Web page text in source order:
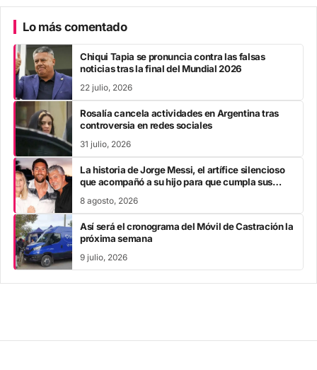
Lo más comentado
Chiqui Tapia se pronuncia contra las falsas
noticias tras la final del Mundial 2026
22 julio, 2026
Rosalía cancela actividades en Argentina tras
controversia en redes sociales
31 julio, 2026
La historia de Jorge Messi, el artífice silencioso
que acompañó a su hijo para que cumpla sus
mundial
8 agosto, 2026
Así será el cronograma del Móvil de Castración la
próxima semana
9 julio, 2026